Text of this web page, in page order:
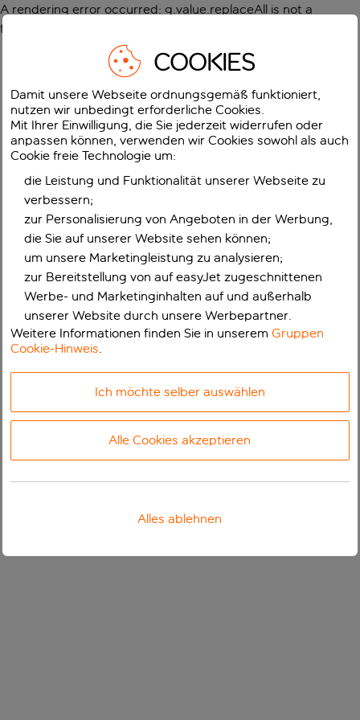
A rendering error occurred: g.value.replaceAll is not a
function
COOKIES
Damit unsere Webseite ordnungsgemäß funktioniert,
nutzen wir unbedingt erforderliche Cookies.
Mit Ihrer Einwilligung, die Sie jederzeit widerrufen oder
anpassen können, verwenden wir Cookies sowohl als auch
Cookie freie Technologie um:
die Leistung und Funktionalität unserer Webseite zu
verbessern;
zur Personalisierung von Angeboten in der Werbung,
die Sie auf unserer Website sehen können;
um unsere Marketingleistung zu analysieren;
zur Bereitstellung von auf easyJet zugeschnittenen
Werbe- und Marketinginhalten auf und außerhalb
unserer Website durch unsere Werbepartner.
Weitere Informationen finden Sie in unseremGruppen
Cookie-Hinweis.
Ich möchte selber auswählen
Alle Cookies akzeptieren
Alles ablehnen